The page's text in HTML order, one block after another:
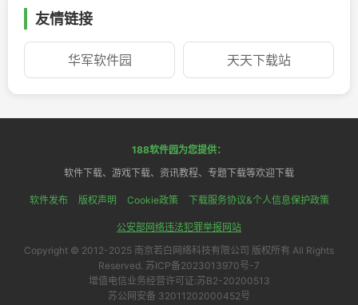
友情链接
华军软件园 天天下载站
188软件园为您提供：
软件下载、游戏下载、资讯教程、专题下载等欢迎下载
软件发布 版权声明 Cookie政策 下载服务协议&个人信息保护政策
公安部网络违法犯罪举报网站
Copyright © 2012-2025 南京若白网络科技有限公司 版权所有 All Rights
Reserved. 苏ICP备2023013970号-7
增值电信业务经营许可证:苏B2-20200513
苏公网安备 32011202000452号